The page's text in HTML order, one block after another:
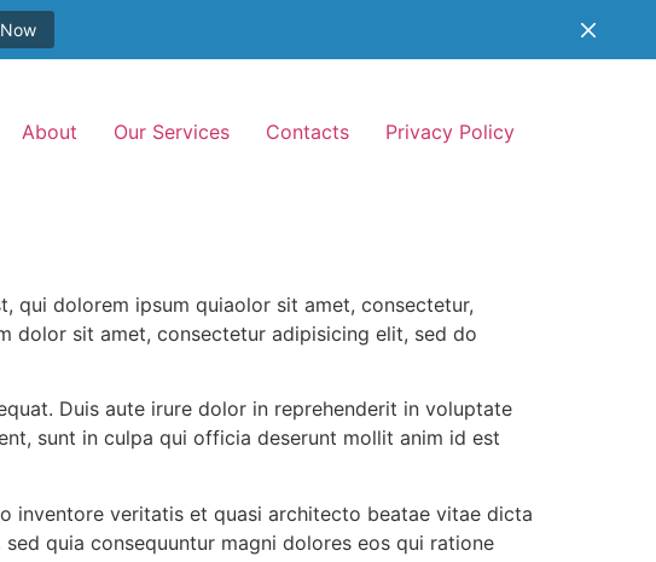
About Our Services Contacts Privacy Policy
qui dolorem ipsum quiaolor sit amet, consectetur,
dolor sit amet, consectetur adipisicing elit, sed do
Duis aute irure dolor in reprehenderit in voluptate
sunt in culpa qui officia deserunt mollit anim id est
inventore veritatis et quasi architecto beatae vitae dicta
quia consequuntur magni dolores eos qui ratione